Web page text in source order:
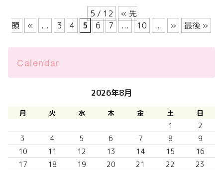
5 / 12
« 先
頭
« ... 3 4 5 6 7 ... 10 ... » 最後 »
Calendar
2026年8月
月 火 水 木 金 土
日
1
2
3
4 5 6 7 8
9
10
11 12 13 14 15
16
17
18 19 20 21 22
23